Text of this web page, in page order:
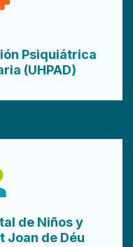
Psiquiátrica
(UHPAD)
de Niños y
Joan de Déu